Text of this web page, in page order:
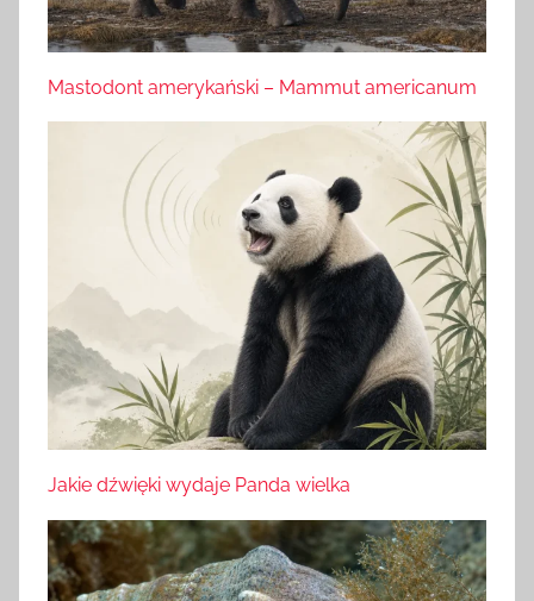
Mastodont amerykański – Mammut americanum
Jakie dźwięki wydaje Panda wielka